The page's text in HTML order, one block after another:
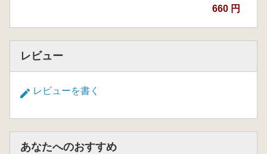
660 円
レビュー
レビューを書く
あなたへのおすすめ